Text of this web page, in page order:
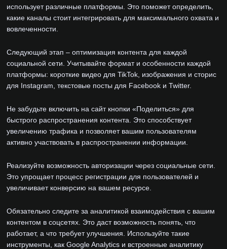
использует различные платформы. Это поможет определить,
какие каналы стоит интегрировать для максимального охвата и
вовлеченности.
Следующий этап – оптимизация контента для каждой
социальной сети. Учитывайте формат и особенности каждой
платформы: короткие видео для TikTok, изображения и сторис
для Instagram, текстовые посты для Facebook и Twitter.
Не забудьте включить на сайт кнопки «Поделиться» для
быстрого распространения контента. Это способствует
увеличению трафика и позволяет вашим пользователям
активно участвовать в распространении информации.
Реализуйте возможность авторизации через социальные сети.
Это упрощает процесс регистрации для пользователей и
увеличивает конверсию на вашем ресурсе.
Обязательно следите за аналитикой взаимодействия с вашим
контентом в соцсетях. Это даст возможность понять, что
работает, а что требует улучшения. Используйте такие
инструменты, как Google Analytics и встроенные аналитику